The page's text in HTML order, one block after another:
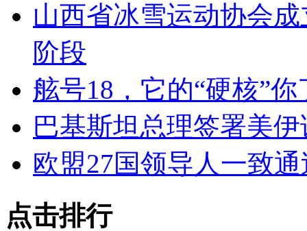
山西省冰雪运动协会
阶段
舷号18，它的“硬核”
巴基斯坦总理签署美
欧盟27国领导人一致
点击排行